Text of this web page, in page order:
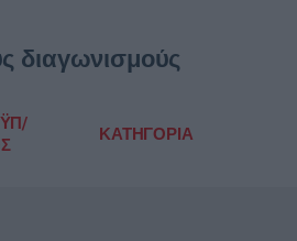
διαγωνισμούς
ΚΑΤΗΓΟΡΙΑ